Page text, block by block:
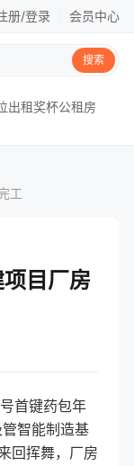
册/登录 会员中心
搜索
出租奖杯公租房
工
目厂房
首键药包年
智能制造基
回挥舞，厂房